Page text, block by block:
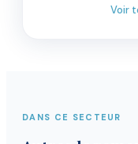
Voir
DANS CE SECTEUR